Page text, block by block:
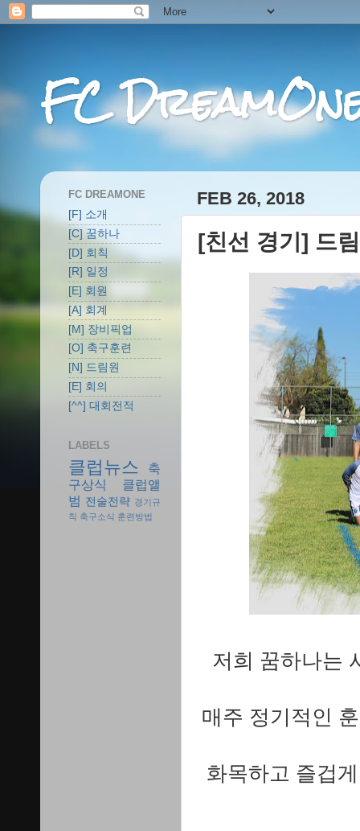
FC
FEB 26, 2018
[친선 경기] 드
저희 꿈하나는
매주 정기적인
화목하고 즐겁
FC DREAMONE
[F] 소개
[C] 꿈하나
[D] 회칙
[R] 일정
[E] 회원
[A] 회계
[M] 장비픽업
[O] 축구훈련
[N] 드림원
[E] 회의
[^^] 대회전적
LABELS
클럽뉴스
축
구상식
클럽앨
범 전술전략 경기규
칙 축구소식 훈련방법